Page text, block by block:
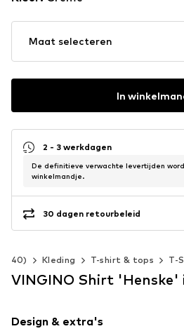
Maat selecteren
In
2 - 3 werkdagen
De definitieve verwachte levertijden
winkelmandje.
30 dagen retourbeleid
140) Kleding T-shirt & tops T-
VINGINO Shirt 'Henske'
Design & extra's